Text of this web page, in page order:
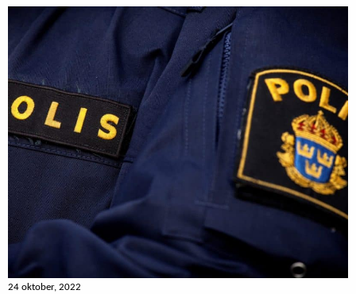
24 oktober, 2022